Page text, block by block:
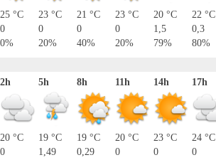
25 °C
0
0%
23 °C
0
20%
21 °C
0
40%
23 °C
0
20%
20 °C
1,5
79%
22 °C
0,3
80%
2h
20 °C
0
5h
19 °C
1,49
8h
19 °C
0,29
11h
20 °C
0
14h
23 °C
0
17h
24 °C
0